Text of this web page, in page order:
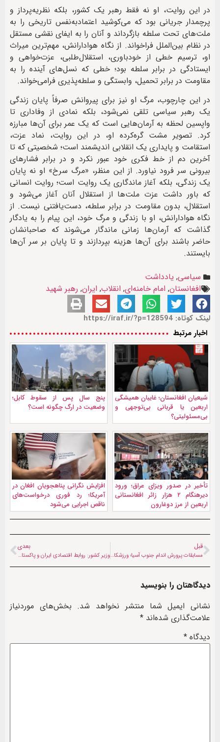
در این روایت، او نه فقط رهبر یک کشور، بلکه نظریه‌پرداز و
پرچمدار جریانی بود که می‌کوشید اعتمادبه‌نفس تاریخی را به
ملت‌های تحت سلطه بازگرداند و آنان را به ایفای نقشی مستقل
در نظام بین‌الملل فراخواند. از نگاه هوادارانش، مهم‌ترین میراث
او، ترسیم خطی از خودباوری، استقلال‌طلبی، عزت‌خواهی و
ایستادگی در برابر سلطه بود؛ خطی که نسل‌های آینده را به
مقاومت در برابر تحمیل، وابستگی و سلطه‌پذیری فرامی‌خواند.
در این چارچوب، مرگ او نیز برای پیروانش صرفاً پایان زندگی
یک رهبر سیاسی تلقی نمی‌شود، بلکه نمادی از وفاداری تا
واپسین لحظه به آرمان‌هایی است که یک عمر برای آن‌ها مبارزه
کرد. تصویر مشت گره‌کرده او، در این روایت، نماد عزت،
استقامت و پایداری یک انقلابی اندیشمند است؛ شخصیتی که تا
آخرین دم از خط فکری خود عبور نکرد و در برابر فشارهای
بیرونی سر فرود نیاورد. از این منظر، «مرگ سرخ» او نه پایان
یک زندگی، بلکه آغاز ماندگاری یک روایت است؛ روایت انسانی
که باور داشت عزت ملت‌ها از استقلال آنان آغاز می‌شود و
استقلال، بدون مقاومت در برابر سلطه، دست‌یافتنی نیست. از
نگاه هوادارانش، او با زندگی و مرگ خود، این پیام را به یادگار
گذاشت که آرمان‌ها زمانی ماندگار می‌شوند که صاحبانشان
حاضر باشند برای آن‌ها هزینه بپردازند و تا پایان بر سر آن‌ها
بایستند.
سیاسی, یادداشت
افغانستان, امام خامنه‌ای, انقلاب, ایران, رهبر شهید
لینک کوتاه: https://iraf.ir/?p=128594
اخبار مرتبط
شیعیان افغانستان؛ غایبان همیشگی
اربعین یا قربانی بی‌توجهی و
بی‌مسئولیتی؟
پنج سال پس از سقوط کابل؛
وضعیت در ارگ چگونه است؟
تأخیر در صدور ویزای عراق؛ ورود
دیرهنگام ۲ هزار زائر افغانستانی
اربعین از مرز دوغارون
افزایش نگرانی پناهجویان افغان در
آمریکا؛ رد فوری درخواست‌های
ناقص اجرایی می‌شود
قبل
مسابقات پرورش اندام جنوب آسیا؛ ورزشکاران افغانستان به ۱۰ مدال رنگارنگ دست یافتند
بعدی
وزیر کشور: روابط اقتصادی ایران و پاکستان باید هم‌سطح روابط سیاسی و فرهنگی ارتقا یابد
دیدگاهتان را بنویسید
نشانی ایمیل شما منتشر نخواهد شد. بخش‌های موردنیاز
علامت‌گذاری شده‌اند *
دیدگاه *